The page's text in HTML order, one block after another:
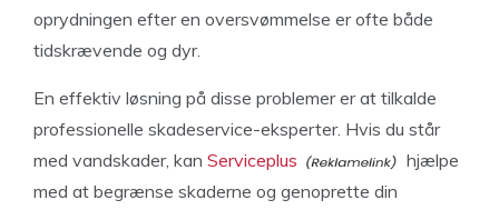
oprydningen efter en oversvømmelse er ofte både
tidskrævende og dyr.
En effektiv løsning på disse problemer er at tilkalde
professionelle skadeservice-eksperter. Hvis du står
med vandskader, kan Serviceplus
hjælpe
med at begrænse skaderne og genoprette din